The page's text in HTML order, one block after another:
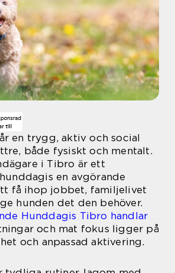
en trygg, aktiv och social
både fysiskt och mentalt.
i Tibro är ett
en avgörande
få ihop jobbet, familjelivet
hunden det den behöver.
Hunddagis Tibro handlar
och mat fokus ligger på
och anpassad aktivering.